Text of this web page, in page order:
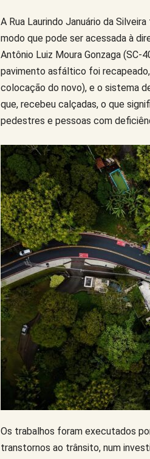
A Rua Laurindo Januário da
modo que pode ser acessada à
Antônio Luiz Moura Gonzaga (SC-
pavimento asfáltico foi
colocação do novo), e o sistema
que, recebeu calçadas, o que
pedestres e pessoas com
Os trabalhos foram executados
transtornos ao trânsito, num